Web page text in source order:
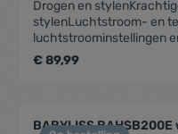
Drogen en
stylenLuchtstroom- en
luchtstroominstellingen
geven een scala aan
haartypes.Magnetisch
€ 89,99
BABYLISS